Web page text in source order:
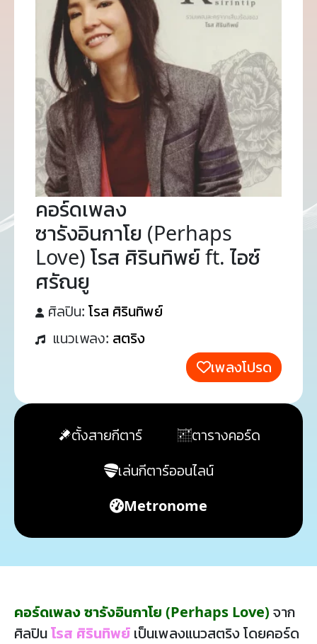
คอร์ดเพลง
ซารังอินกาโย (Perhaps
Love) โรส ศิรินทิพย์ ft. ไอซ์
ศรัณยู
ศิลปิน: โรส ศิรินทิพย์
แนวเพลง: สตริง
เพลงโปรด
ตั้งสายกีตาร์
ตารางคอร์ด
เล่นกีตาร์ออนไลน์
Metronome
คอร์ดเพลง ซารังอินกาโย (Perhaps Love) จาก
ศิลปินโรส ศิรินทิพย์ เป็นเพลงแนวสตริง โดยคอร์ด